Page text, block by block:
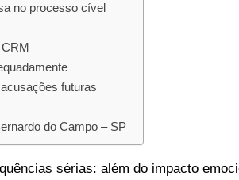
no processo cível
futuras
do Campo – SP
sérias: além do impacto